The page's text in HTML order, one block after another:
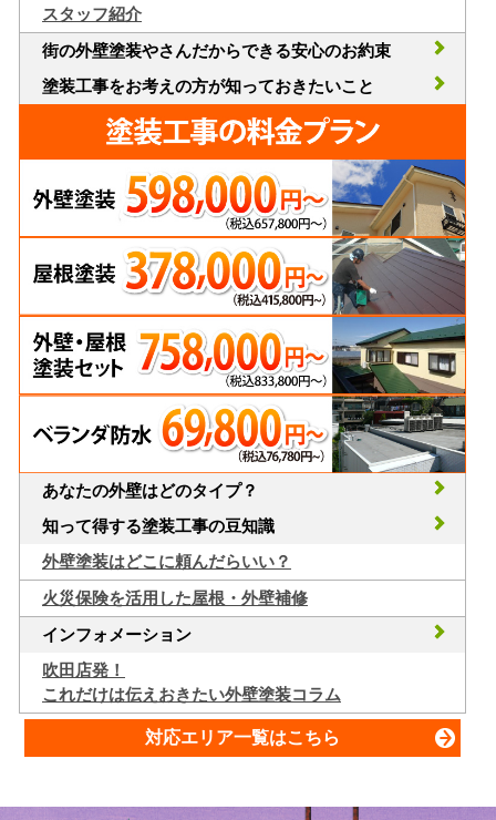
スタッフ紹介
街の外壁塗装やさんだからできる安心のお約束
塗装工事をお考えの方が知っておきたいこと
あなたの外壁はどのタイプ？
知って得する塗装工事の豆知識
外壁塗装はどこに頼んだらいい？
火災保険を活用した屋根・外壁補修
インフォメーション
吹田店発！
これだけは伝えおきたい外壁塗装コラム
対応エリア一覧はこちら